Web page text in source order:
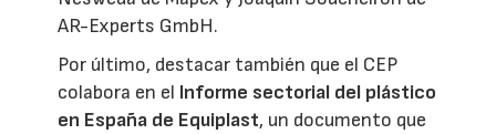
AR-Experts GmbH.
Por último, destacar también que el CEP
colabora en el Informe sectorial del plástico
en España de Equiplast, un documento que